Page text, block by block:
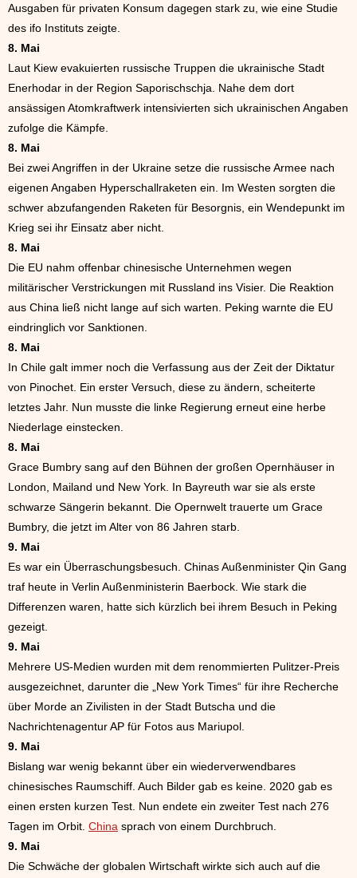
Ausgaben für privaten Konsum dagegen stark zu, wie eine Studie
des ifo Instituts zeigte.
8. Mai
Laut Kiew evakuierten russische Truppen die ukrainische Stadt
Enerhodar in der Region Saporischschja. Nahe dem dort
ansässigen Atomkraftwerk intensivierten sich ukrainischen Angaben
zufolge die Kämpfe.
8. Mai
Bei zwei Angriffen in der Ukraine setze die russische Armee nach
eigenen Angaben Hyperschallraketen ein. Im Westen sorgten die
schwer abzufangenden Raketen für Besorgnis, ein Wendepunkt im
Krieg sei ihr Einsatz aber nicht.
8. Mai
Die EU nahm offenbar chinesische Unternehmen wegen
militärischer Verstrickungen mit Russland ins Visier. Die Reaktion
aus China ließ nicht lange auf sich warten. Peking warnte die EU
eindringlich vor Sanktionen.
8. Mai
In Chile galt immer noch die Verfassung aus der Zeit der Diktatur
von Pinochet. Ein erster Versuch, diese zu ändern, scheiterte
letztes Jahr. Nun musste die linke Regierung erneut eine herbe
Niederlage einstecken.
8. Mai
Grace Bumbry sang auf den Bühnen der großen Opernhäuser in
London, Mailand und New York. In Bayreuth war sie als erste
schwarze Sängerin bekannt. Die Opernwelt trauerte um Grace
Bumbry, die jetzt im Alter von 86 Jahren starb.
9. Mai
Es war ein Überraschungsbesuch. Chinas Außenminister Qin Gang
traf heute in Verlin Außenministerin Baerbock. Wie stark die
Differenzen waren, hatte sich kürzlich bei ihrem Besuch in Peking
gezeigt.
9. Mai
Mehrere US-Medien wurden mit dem renommierten Pulitzer-Preis
ausgezeichnet, darunter die „New York Times“ für ihre Recherche
über Morde an Zivilisten in der Stadt Butscha und die
Nachrichtenagentur AP für Fotos aus Mariupol.
9. Mai
Bislang war wenig bekannt über ein wiederverwendbares
chinesisches Raumschiff. Auch Bilder gab es keine. 2020 gab es
einen ersten kurzen Test. Nun endete ein zweiter Test nach 276
Tagen im Orbit. China sprach von einem Durchbruch.
9. Mai
Die Schwäche der globalen Wirtschaft wirkte sich auch auf die